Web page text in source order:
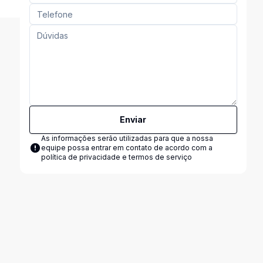
Enviar
As informações serão utilizadas para que a nossa
equipe possa entrar em contato de acordo com a
política de privacidade e termos de serviço